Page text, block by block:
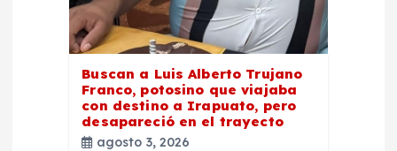
Buscan a Luis Alberto Trujano
Franco, potosino que viajaba
con destino a Irapuato, pero
desapareció en el trayecto
agosto 3, 2026